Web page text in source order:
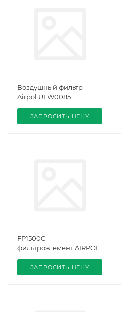
Воздушный фильтр
Airpol UFW0085
ЗАПРОСИТЬ ЦЕНУ
FP1500C
фильтроэлемент AIRPOL
ЗАПРОСИТЬ ЦЕНУ